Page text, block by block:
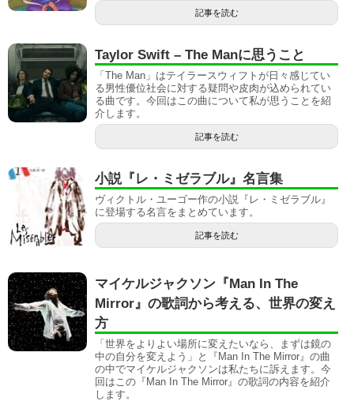
記事を読む
Taylor Swift – The Manに思うこと
「The Man」はテイラースウィフトが日々感じてい
る男性優位社会に対する疑問や皮肉が込められてい
る曲です。今回はこの曲について私が思うことを紹
介します。
記事を読む
小説『レ・ミゼラブル』名言集
ヴィクトル・ユーゴー作の小説『レ・ミゼラブル』
に登場する名言をまとめています。
記事を読む
マイケルジャクソン『Man In The
Mirror』の歌詞から考える、世界の変え
方
「世界をよりよい場所に変えたいなら、まずは鏡の
中の自分を変えよう」と『Man In The Mirror』の曲
の中でマイケルジャクソンは私たちに訴えます。今
回はこの『Man In The Mirror』の歌詞の内容を紹介
します。